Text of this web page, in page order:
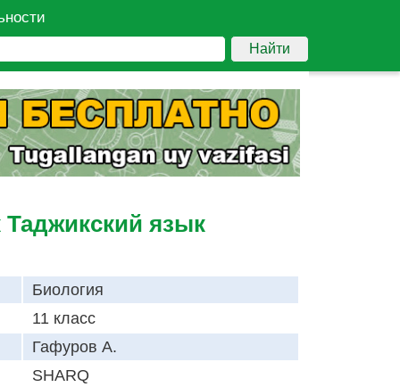
Найти
язык
Биология
11 класс
Гафуров A.
SHARQ